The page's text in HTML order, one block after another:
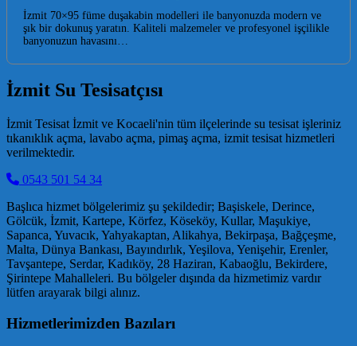
İzmit 70×95 füme duşakabin modelleri ile banyonuzda modern ve
şık bir dokunuş yaratın. Kaliteli malzemeler ve profesyonel işçilikle
banyonuzun havasını…
İzmit Su Tesisatçısı
İzmit Tesisat İzmit ve Kocaeli'nin tüm ilçelerinde su tesisat işleriniz
tıkanıklık açma, lavabo açma, pimaş açma, izmit tesisat hizmetleri
verilmektedir.
0543 501 54 34
Başlıca hizmet bölgelerimiz şu şekildedir; Başiskele, Derince,
Gölcük, İzmit, Kartepe, Körfez, Köseköy, Kullar, Maşukiye,
Sapanca, Yuvacık, Yahyakaptan, Alikahya, Bekirpaşa, Bağçeşme,
Malta, Dünya Bankası, Bayındırlık, Yeşilova, Yenişehir, Erenler,
Tavşantepe, Serdar, Kadıköy, 28 Haziran, Kabaoğlu, Bekirdere,
Şirintepe Mahalleleri. Bu bölgeler dışında da hizmetimiz vardır
lütfen arayarak bilgi alınız.
Hizmetlerimizden Bazıları